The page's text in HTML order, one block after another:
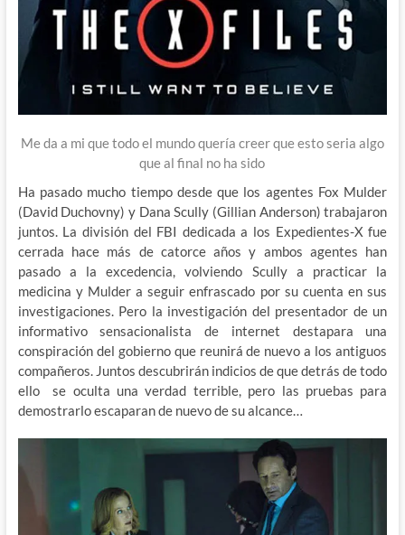
Me da a mi que todo el mundo quería creer que esto seria algo
que al final no ha sido
Ha pasado mucho tiempo desde que los agentes Fox Mulder
(David Duchovny) y Dana Scully (Gillian Anderson) trabajaron
juntos. La división del FBI dedicada a los Expedientes-X fue
cerrada hace más de catorce años y ambos agentes han
pasado a la excedencia, volviendo Scully a practicar la
medicina y Mulder a seguir enfrascado por su cuenta en sus
investigaciones. Pero la investigación del presentador de un
informativo sensacionalista de internet destapara una
conspiración del gobierno que reunirá de nuevo a los antiguos
compañeros. Juntos descubrirán indicios de que detrás de todo
ello se oculta una verdad terrible, pero las pruebas para
demostrarlo escaparan de nuevo de su alcance…